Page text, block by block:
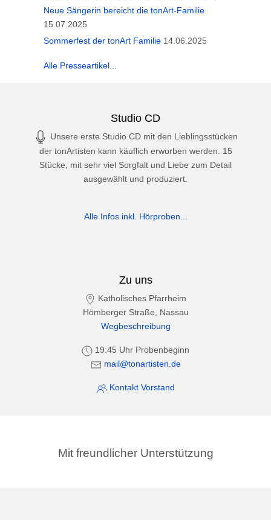
Neue Sängerin bereicht die tonArt-Familie
15.07.2025
Sommerfest der tonArt Familie 14.06.2025
Alle Presseartikel...
Studio CD
Unsere erste Studio CD mit den Lieblingsstücken
der tonArtisten kann käuflich erworben werden. 15
Stücke, mit sehr viel Sorgfalt und Liebe zum Detail
ausgewählt und produziert.
Alle Infos inkl. Hörproben...
Zu uns
Katholisches Pfarrheim
Hömberger Straße, Nassau
Wegbeschreibung
19:45 Uhr Probenbeginn
mail@tonartisten.de
Kontakt Vorstand
Mit freundlicher Unterstützung